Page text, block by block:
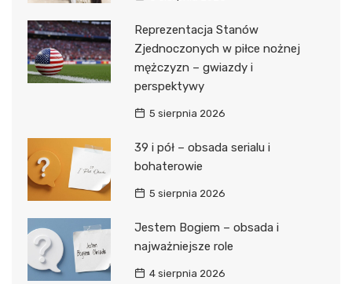
Reprezentacja Stanów
Zjednoczonych w piłce nożnej
mężczyzn – gwiazdy i
perspektywy
5 sierpnia 2026
39 i pół – obsada serialu i
bohaterowie
5 sierpnia 2026
Jestem Bogiem – obsada i
najważniejsze role
4 sierpnia 2026